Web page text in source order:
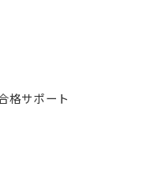
格サポート